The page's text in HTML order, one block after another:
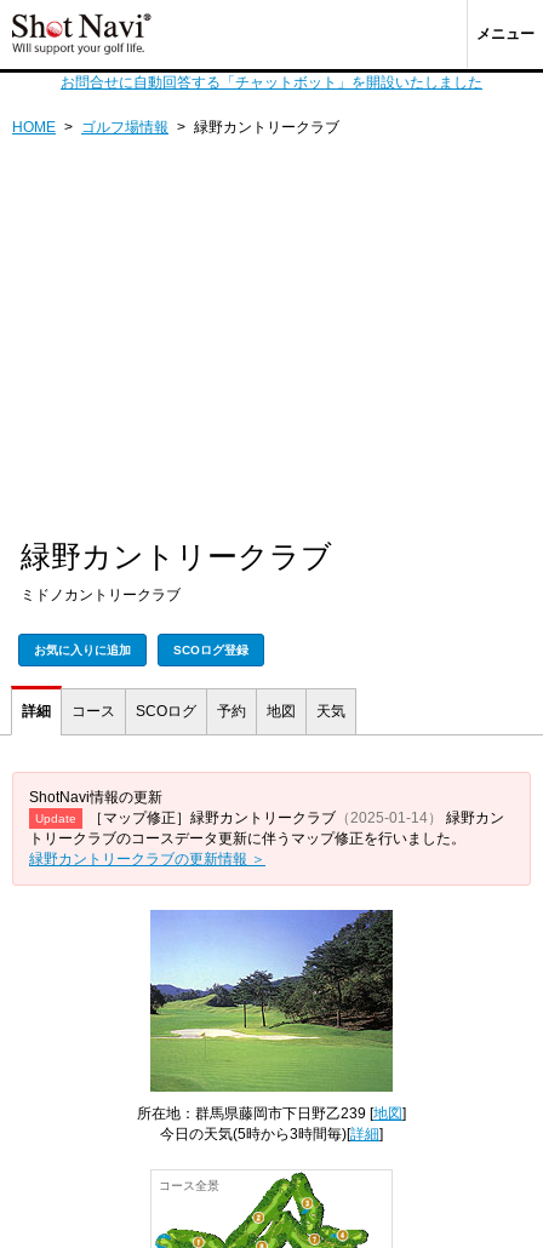
メニュー
お問合せに自動回答する「チャットボット」を開設いたしました
HOME > ゴルフ場情報 > 緑野カントリークラブ
緑野カントリークラブ
ミドノカントリークラブ
お気に入りに追加 SCOログ登録
詳細 コース SCOログ 予約 地図 天気
ShotNavi情報の更新
Update ［マップ修正］緑野カントリークラブ （2025-01-14）
緑野カン
トリークラブのコースデータ更新に伴うマップ修正を行いました。
緑野カントリークラブの更新情報 ＞
所在地：群馬県藤岡市下日野乙239 [地図]
今日の天気(5時から3時間毎)[詳細]
コース全景